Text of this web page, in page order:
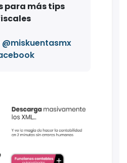
para más tips